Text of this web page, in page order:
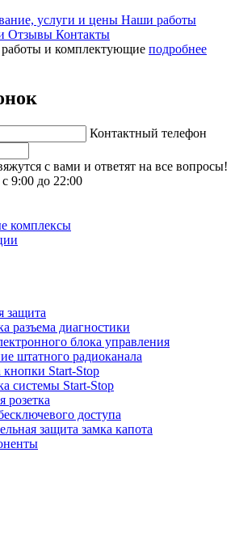
услуги и цены Наши работы
Отзывы Контакты
работы и комплектующие подробнее
Контактный телефон
с вами и ответят на все вопросы!
9:00 до 22:00
комплексы
защита
разъема диагностики
блока управления
штатного радиоканала
кнопки Start-Stop
системы Start-Stop
розетка
доступа
защита замка капота